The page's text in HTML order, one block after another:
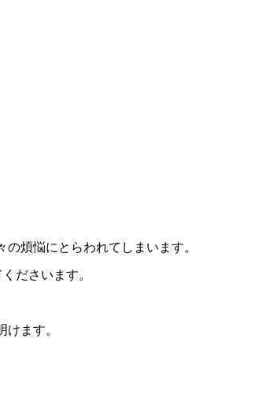
煩悩にとらわれてしまいます。
ださいます。
ます。